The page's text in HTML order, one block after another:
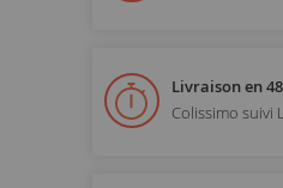
Livraison en
Colissimo suivi